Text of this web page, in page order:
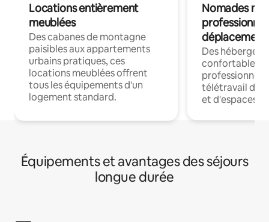
Locations entièrement
meublées
Des cabanes de montagne
paisibles aux appartements
urbains pratiques, ces
locations meublées offrent
tous les équipements d'un
logement standard.
Nomades
déplacement
Des
confortables
professionnels
télétravail
et d'espaces
Équipements et avantages des séjours
longue durée